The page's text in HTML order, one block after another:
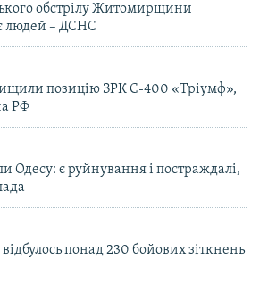
обстрілу Житомирщини
людей – ДСНС
позицію ЗРК С-400 «Тріумф»,
РФ
Одесу: є руйнування і постраждалі,
понад 230 бойових зіткнень